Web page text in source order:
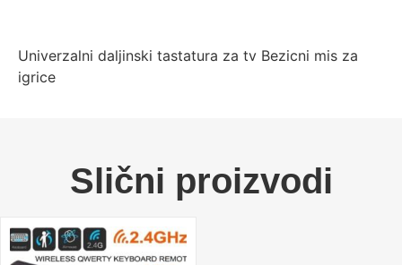
Univerzalni daljinski tastatura za tv Bezicni mis za
igrice
Slični proizvodi